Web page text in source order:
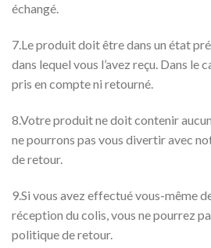
échangé.
7.Le produit doit être dans un état
dans lequel vous l’avez reçu. Dans le
pris en compte ni retourné.
8.Votre produit ne doit contenir
ne pourrons pas vous divertir avec
de retour.
9.Si vous avez effectué vous-même
réception du colis, vous ne pourrez
politique de retour.